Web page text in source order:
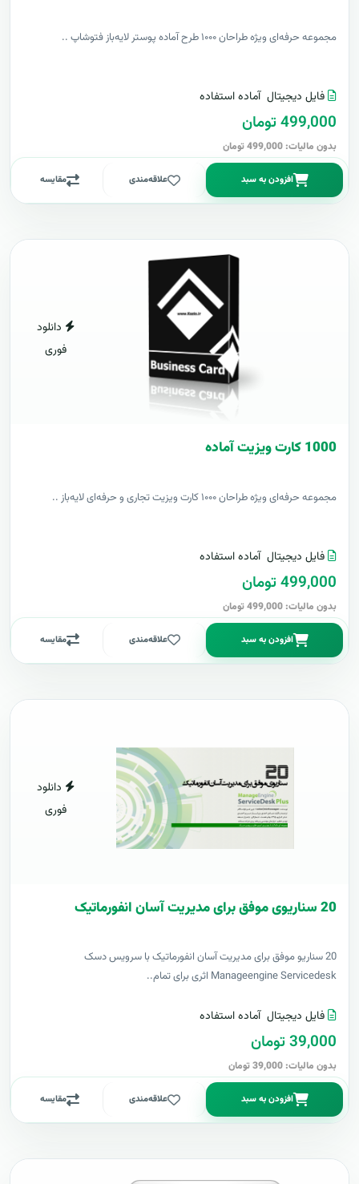
مجموعه حرفه‌ای ویژه طراحان ۱۰۰۰ طرح آماده پوستر لایه‌باز فتوشاپ ..
فایل دیجیتال آماده استفاده
499,000 تومان
بدون مالیات: 499,000 تومان
افزودن به سبد علاقه‌مندی مقایسه
دانلود
فوری
1000 کارت ويزيت آماده
مجموعه حرفه‌ای ویژه طراحان ۱۰۰۰ کارت ویزیت تجاری و حرفه‌ای لایه‌باز ..
فایل دیجیتال آماده استفاده
499,000 تومان
بدون مالیات: 499,000 تومان
افزودن به سبد علاقه‌مندی مقایسه
دانلود
فوری
20 سناریوی موفق برای مدیریت آسان انفورماتیک
20 سناریو موفق برای مدیریت آسان انفورماتیک با سرویس دسک
Manageengine Servicedesk اثری برای تمام..
فایل دیجیتال آماده استفاده
39,000 تومان
بدون مالیات: 39,000 تومان
افزودن به سبد علاقه‌مندی مقایسه